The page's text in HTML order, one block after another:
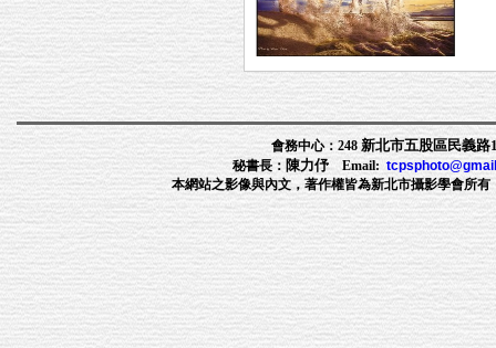
會務中心：248 新北市五股區民義路
秘書長： 陳力伃Email:
本網站之影像與內文，著作權皆為新北市攝影學會所